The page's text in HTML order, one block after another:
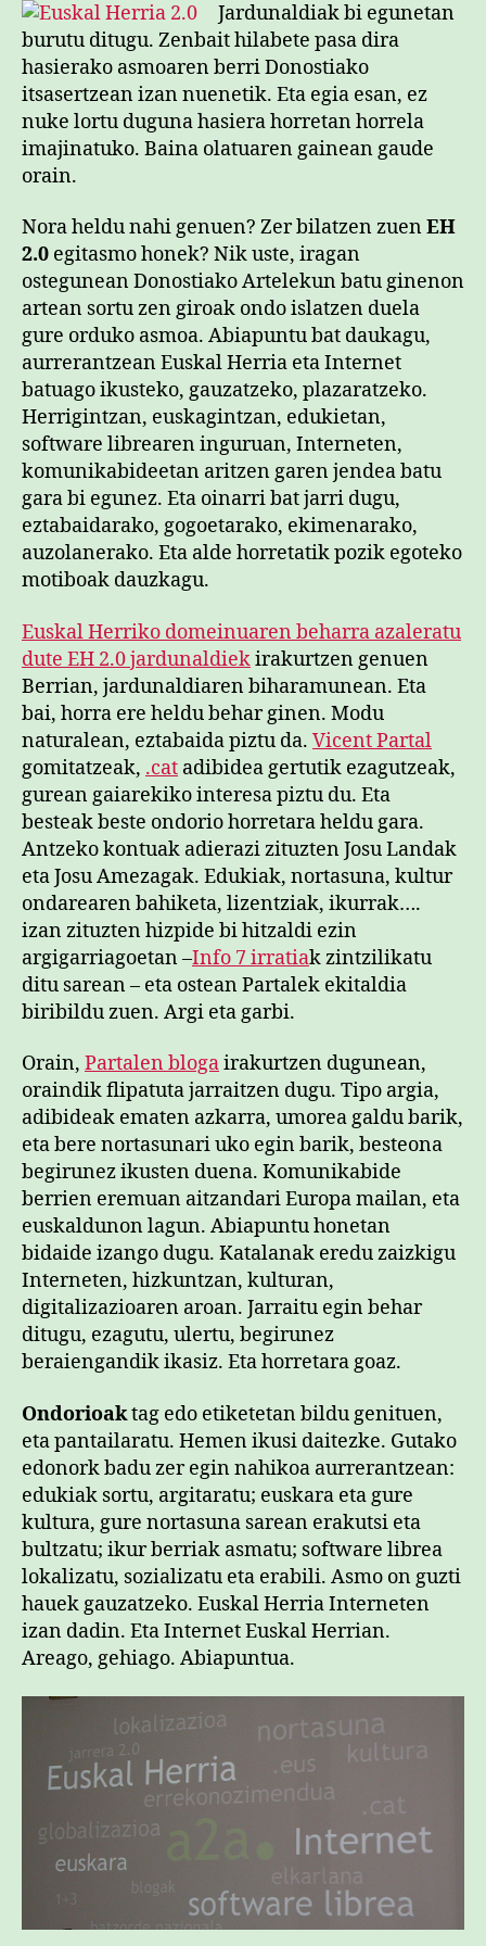
bat
sarreran
Jardunaldiak bi egunetan
burutu ditugu. Zenbait hilabete pasa dira
hasierako asmoaren berri Donostiako
itsasertzean izan nuenetik. Eta egia esan, ez
nuke lortu duguna hasiera horretan horrela
imajinatuko. Baina olatuaren gainean gaude
orain.
Nora heldu nahi genuen? Zer bilatzen zuenEH
2.0 egitasmo honek? Nik uste, iragan
ostegunean Donostiako Artelekun batu ginenon
artean sortu zen giroak ondo islatzen duela
gure orduko asmoa. Abiapuntu bat daukagu,
aurrerantzean Euskal Herria eta Internet
batuago ikusteko, gauzatzeko, plazaratzeko.
Herrigintzan, euskagintzan, edukietan,
software librearen inguruan, Interneten,
komunikabideetan aritzen garen jendea batu
gara bi egunez. Eta oinarri bat jarri dugu,
eztabaidarako, gogoetarako, ekimenarako,
auzolanerako. Eta alde horretatik pozik egoteko
motiboak dauzkagu.
Euskal Herriko domeinuaren beharra azaleratu
dute EH 2.0 jardunaldiekirakurtzen genuen
Berrian, jardunaldiaren biharamunean. Eta
bai, horra ere heldu behar ginen. Modu
naturalean, eztabaida piztu da. Vicent Partal
gomitatzeak, .cat adibidea gertutik ezagutzeak,
gurean gaiarekiko interesa piztu du. Eta
besteak beste ondorio horretara heldu gara.
Antzeko kontuak adierazi zituzten Josu Landak
eta Josu Amezagak. Edukiak, nortasuna, kultur
ondarearen bahiketa, lizentziak, ikurrak….
izan zituzten hizpide bi hitzaldi ezin
argigarriagoetan –Info 7 irratiak zintzilikatu
ditu sarean – eta ostean Partalek ekitaldia
biribildu zuen. Argi eta garbi.
Orain, Partalen blogairakurtzen dugunean,
oraindik flipatuta jarraitzen dugu. Tipo argia,
adibideak ematen azkarra, umorea galdu barik,
eta bere nortasunari uko egin barik, besteona
begirunez ikusten duena. Komunikabide
berrien eremuan aitzandari Europa mailan, eta
euskaldunon lagun. Abiapuntu honetan
bidaide izango dugu. Katalanak eredu zaizkigu
Interneten, hizkuntzan, kulturan,
digitalizazioaren aroan. Jarraitu egin behar
ditugu, ezagutu, ulertu, begirunez
beraiengandik ikasiz. Eta horretara goaz.
Ondorioaktag edo etiketetan bildu genituen,
eta pantailaratu. Hemen ikusi daitezke. Gutako
edonork badu zer egin nahikoa aurrerantzean:
edukiak sortu, argitaratu; euskara eta gure
kultura, gure nortasuna sarean erakutsi eta
bultzatu; ikur berriak asmatu; software librea
lokalizatu, sozializatu eta erabili. Asmo on guzti
hauek gauzatzeko. Euskal Herria Interneten
izan dadin. Eta Internet Euskal Herrian.
Areago, gehiago. Abiapuntua.